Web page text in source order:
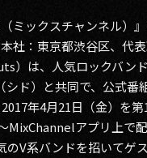
イベント
タテドラ
その他事業
POLICY
（ミックスチャンネル）
社：東京都渋⾕区、代
）は、人気ロックバン
シド）と共同で、公式番
年4月21日（金）を
MixChannelアプリ上で
のV系バンドを招いてゲ